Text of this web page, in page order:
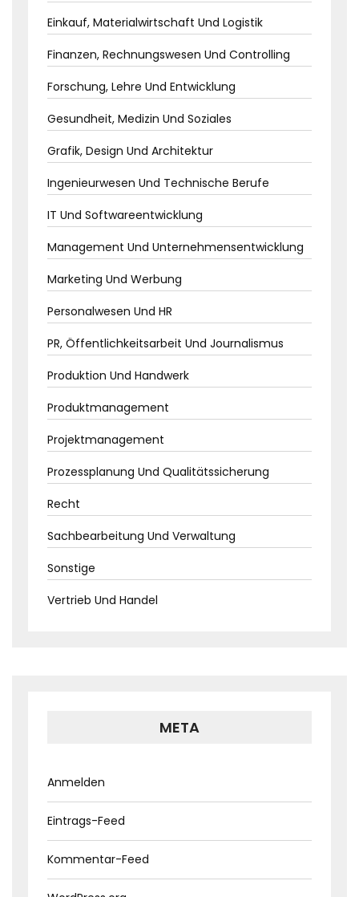
Einkauf, Materialwirtschaft Und Logistik
Finanzen, Rechnungswesen Und Controlling
Forschung, Lehre Und Entwicklung
Gesundheit, Medizin Und Soziales
Grafik, Design Und Architektur
Ingenieurwesen Und Technische Berufe
IT Und Softwareentwicklung
Management Und Unternehmensentwicklung
Marketing Und Werbung
Personalwesen Und HR
PR, Öffentlichkeitsarbeit Und Journalismus
Produktion Und Handwerk
Produktmanagement
Projektmanagement
Prozessplanung Und Qualitätssicherung
Recht
Sachbearbeitung Und Verwaltung
Sonstige
Vertrieb Und Handel
META
Anmelden
Eintrags-Feed
Kommentar-Feed